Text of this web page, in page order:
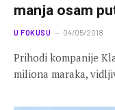
manja osam
U FOKUSU 04/05/2018
Prihodi kompanije
miliona maraka,